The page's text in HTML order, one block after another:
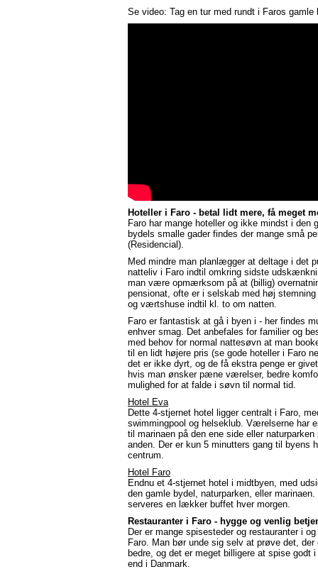
Se video: Tag en tur med rundt i Faros gamle
Hoteller i Faro - betal lidt mere, få meget
Faro har mange hoteller og ikke mindst i den
bydels smalle gader findes der mange små
(Residencial).
Med mindre man planlægger at deltage i det
natteliv i Faro indtil omkring sidste
man være opmærksom på at (billig)
pensionat, ofte er i selskab med høj stemning
og værtshuse indtil kl. to om natten.
Faro er fantastisk at gå i byen i - her findes
enhver smag. Det anbefales for familier og
med behov for normal nattesøvn at man
til en lidt højere pris (se gode hoteller i Faro
det er ikke dyrt, og de få ekstra penge er
hvis man ønsker pæne værelser, bedre
mulighed for at falde i søvn til normal tid.
Hotel Eva
Dette 4-stjernet hotel ligger centralt i Faro,
swimmingpool og helseklub. Værelserne har
til marinaen på den ene side eller naturparken
anden. Der er kun 5 minutters gang til byens
centrum.
Hotel Faro
Endnu et 4-stjernet hotel i midtbyen, med
den gamle bydel, naturparken, eller marinaen.
serveres en lækker buffet hver morgen.
Restauranter i Faro - hygge og venlig
Der er mange spisesteder og restauranter i
Faro. Man bør unde sig selv at prøve det, der
bedre, og det er meget billigere at spise godt
end i Danmark.